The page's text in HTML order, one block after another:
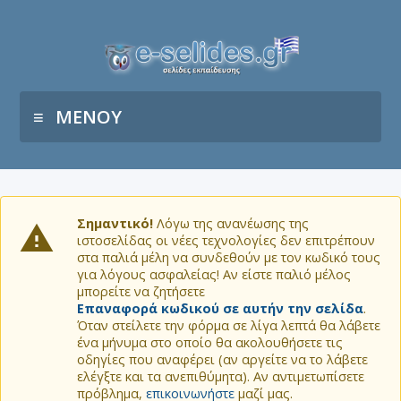
ΜΕΝΟΥ
Σημαντικό! Λόγω της ανανέωσης της
ιστοσελίδας οι νέες τεχνολογίες δεν επιτρέπουν
στα παλιά μέλη να συνδεθούν με τον κωδικό τους
για λόγους ασφαλείας! Αν είστε παλιό μέλος
μπορείτε να ζητήσετε
Επαναφορά κωδικού σε αυτήν την σελίδα.
Όταν στείλετε την φόρμα σε λίγα λεπτά θα λάβετε
ένα μήνυμα στο οποίο θα ακολουθήσετε τις
οδηγίες που αναφέρει (αν αργείτε να το λάβετε
ελέγξτε και τα ανεπιθύμητα). Αν αντιμετωπίσετε
πρόβλημα, επικοινωνήστε μαζί μας.